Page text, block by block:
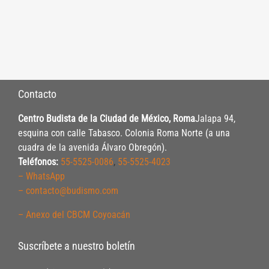
Contacto
Centro Budista de la Ciudad de México, RomaJalapa 94,
esquina con calle Tabasco. Colonia Roma Norte (a una
cuadra de la avenida Álvaro Obregón).
Teléfonos: 55-5525-0086, 55-5525-4023
– WhatsApp
– contacto@budismo.com
– Anexo del CBCM Coyoacán
Suscríbete a nuestro boletín